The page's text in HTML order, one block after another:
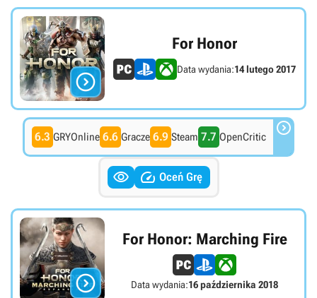

For Honor
Data wydania:14 lutego 2017
6.3 GRYOnline 6.6 Gracze 6.9 Steam 7.7 OpenCritic 
  Oceń Grę

For Honor: Marching Fire
Data wydania:16 października 2018